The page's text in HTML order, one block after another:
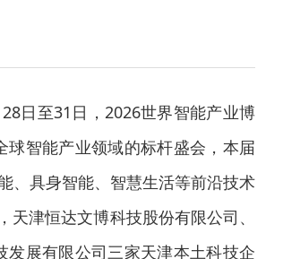
日至31日，2026世界智能产业博
智能产业领域的标杆盛会，本届
、具身智能、智慧生活等前沿技术
津恒达文博科技股份有限公司、
展有限公司三家天津本土科技企